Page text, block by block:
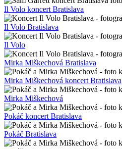
Il Volo koncert Bratislava
Il Volo Bratislava
Il Volo
Mirka Miškechová Bratislava
Mirka Miškechová koncert Bratislava
Mirka Miškechová
Pokáč koncert Bratislava
Pokáč Bratislava